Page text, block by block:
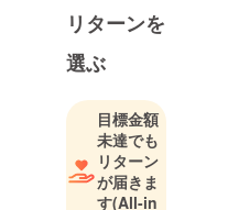
リターンを
選ぶ
目標金額
未達でも
リターン
が届きま
す(All-in